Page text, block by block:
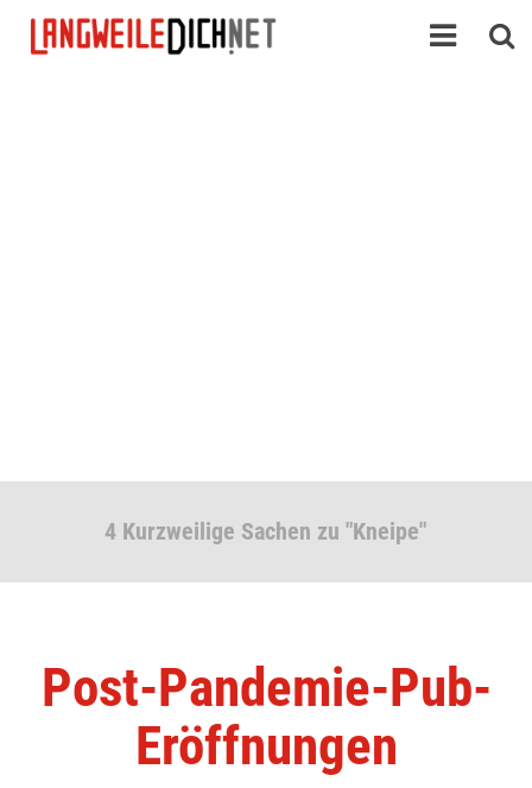
4 Kurzweilige Sachen zu "Kneipe"
Post-Pandemie-Pub-
Eröffnungen